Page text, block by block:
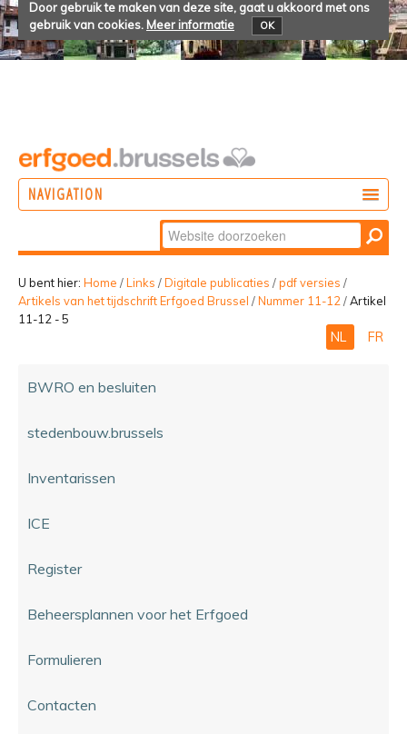
Door gebruik te maken van deze site, gaat u akkoord met ons
gebruik van cookies. Meer informatie OK
NAVIGATION
BELEVEN
Zoek
Geavanceerd
zoeken...
U bent hier: Home /Links /Digitale publicaties /pdf versies /
Artikels van het tijdschrift Erfgoed Brussel /Nummer 11-12 /Artikel
11-12 - 5
NL FR
BWRO en besluiten
stedenbouw.brussels
Inventarissen
ICE
Register
Beheersplannen voor het Erfgoed
Formulieren
Contacten